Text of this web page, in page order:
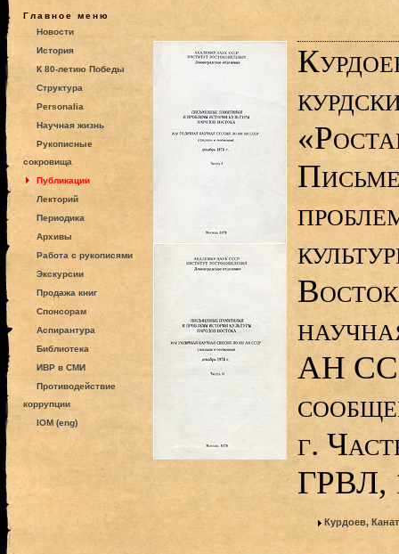
Главное меню
Новости
История
К 80-летию Победы
Структура
Personalia
Научная жизнь
Рукописные
сокровища
Публикации
Лекторий
Периодика
Архивы
Работа с рукописями
Экскурсии
Продажа книг
Спонсорам
Аспирантура
Библиотека
ИВР в СМИ
Противодействие
коррупции
IOM (eng)
АН
г.
ГРВЛ,
Курдоев,